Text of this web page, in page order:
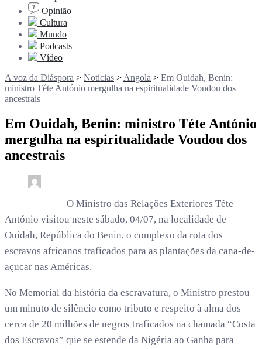
Opinião
Cultura
Mundo
Podcasts
Vídeo
A voz da Diáspora > Notícias > Angola > Em Ouidah, Benin:
ministro Téte António mergulha na espiritualidade Voudou dos
ancestrais
Em Ouidah, Benin: ministro Téte António
mergulha na espiritualidade Voudou dos
ancestrais
O Ministro das Relações Exteriores Téte
António visitou neste sábado, 04/07, na localidade de
Ouidah, República do Benin, o complexo da rota dos
escravos africanos traficados para as plantações da cana-de-
açucar nas Américas.
No Memorial da história da escravatura, o Ministro prestou
um minuto de silêncio como tributo e respeito à alma dos
cerca de 20 milhões de negros traficados na chamada “Costa
dos Escravos” que se estende da Nigéria ao Ganha para